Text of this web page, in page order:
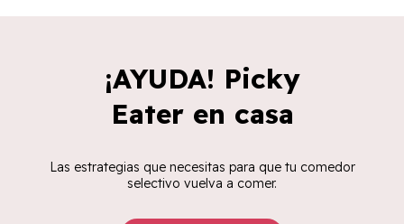
¡AYUDA! Picky
Eater en casa
Las estrategias que necesitas para que tu comedor
selectivo vuelva a comer.